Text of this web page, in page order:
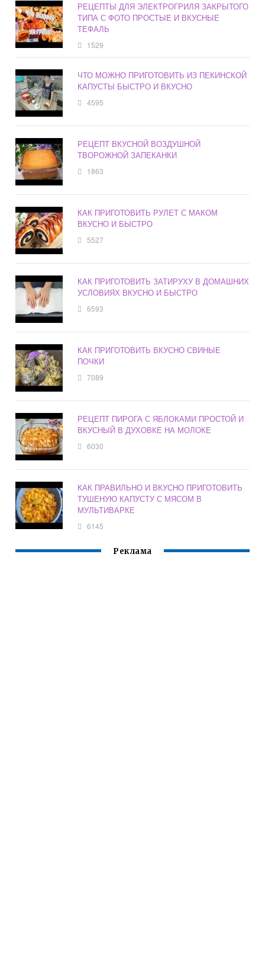
РЕЦЕПТЫ ДЛЯ ЭЛЕКТРОГРИЛЯ ЗАКРЫТОГО
ТИПА С ФОТО ПРОСТЫЕ И ВКУСНЫЕ
ТЕФАЛЬ
1529
ЧТО МОЖНО ПРИГОТОВИТЬ ИЗ ПЕКИНСКОЙ
КАПУСТЫ БЫСТРО И ВКУСНО
4595
РЕЦЕПТ ВКУСНОЙ ВОЗДУШНОЙ
ТВОРОЖНОЙ ЗАПЕКАНКИ
1863
КАК ПРИГОТОВИТЬ РУЛЕТ С МАКОМ
ВКУСНО И БЫСТРО
5527
КАК ПРИГОТОВИТЬ ЗАТИРУХУ В ДОМАШНИХ
УСЛОВИЯХ ВКУСНО И БЫСТРО
6593
КАК ПРИГОТОВИТЬ ВКУСНО СВИНЫЕ
ПОЧКИ
7089
РЕЦЕПТ ПИРОГА С ЯБЛОКАМИ ПРОСТОЙ И
ВКУСНЫЙ В ДУХОВКЕ НА МОЛОКЕ
6030
КАК ПРАВИЛЬНО И ВКУСНО ПРИГОТОВИТЬ
ТУШЕНУЮ КАПУСТУ С МЯСОМ В
МУЛЬТИВАРКЕ
6145
Реклама